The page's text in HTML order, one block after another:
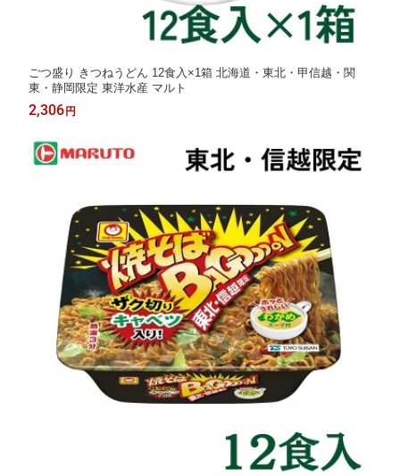
ごつ盛り きつねうどん 12食入×1箱 北海道・東北・甲信越・関
東・静岡限定 東洋水産 マルト
2,306円